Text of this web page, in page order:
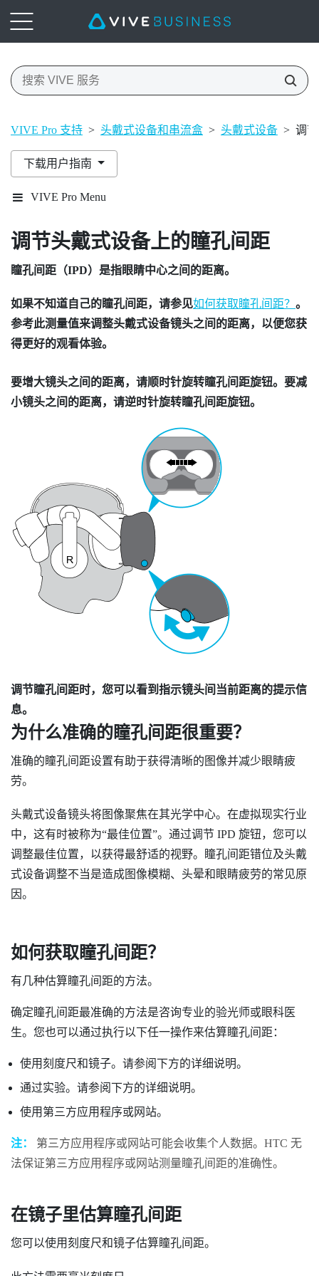
VIVE Pro 支持 > 头戴式设备和串流盒 > 头戴式设备 > 调
下载用户指南
VIVE Pro Menu
调节头戴式设备上的瞳孔间距
瞳孔间距（IPD）是指眼睛中心之间的距离。
如果不知道自己的瞳孔间距，请参见如何获取瞳孔间距？ 。
参考此测量值来调整头戴式设备镜头之间的距离，以便您获
得更好的观看体验。
要增大镜头之间的距离，请顺时针旋转瞳孔间距旋钮。要减
小镜头之间的距离，请逆时针旋转瞳孔间距旋钮。
调节瞳孔间距时，您可以看到指示镜头间当前距离的提示信
息。
为什么准确的瞳孔间距很重要？
准确的瞳孔间距设置有助于获得清晰的图像并减少眼睛疲
劳。
头戴式设备镜头将图像聚焦在其光学中心。在虚拟现实行业
中，这有时被称为​“‍最佳位置”。通过调节 IPD 旋钮，您可以
调整最佳位置，以获得最舒适的视野。瞳孔间距错位及头戴
式设备调整不当是造成图像模糊、头晕和眼睛疲劳的常见原
因。
如何获取瞳孔间距？
有几种估算瞳孔间距的方法。
确定瞳孔间距最准确的方法是咨询专业的验光师或眼科医
生。您也可以通过执行以下任一操作来估算瞳孔间距：
使用刻度尺和镜子。请参阅下方的详细说明。
通过实验。请参阅下方的详细说明。
使用第三方应用程序或网站。
注：
第三方应用程序或网站可能会收集个人数据。HTC 无
法保证第三方应用程序或网站测量瞳孔间距的准确性。
在镜子里估算瞳孔间距
您可以使用刻度尺和镜子估算瞳孔间距。